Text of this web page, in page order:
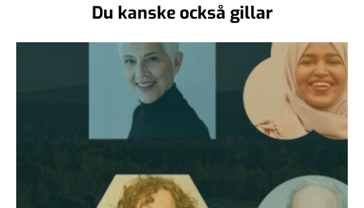
Du kanske också gillar